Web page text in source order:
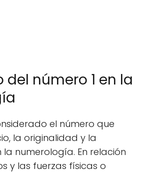
número 1 en la
el número que
la originalidad y la
numerología. En relación
y las fuerzas físicas o